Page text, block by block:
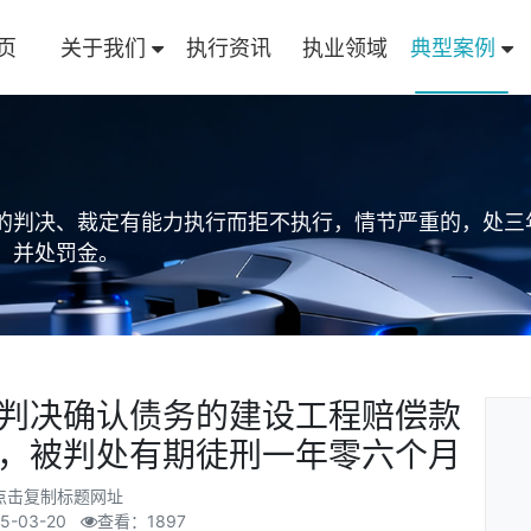
关于我们 执行资讯 执业领域 典型案例
决、裁定有能力执行而拒不执行，情节严重的，处
处罚金。
决确认债务的建设工程赔偿款
被判处有期徒刑一年零六个月
击复制标题网址
03-20
查看：1897